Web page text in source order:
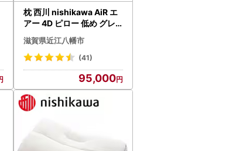
枕 西川 nishikawa AiR エ
アー 4D ピロー 低め グレ
ー ベージュ P237W 枕
滋賀県近江八幡市
(41)
95,000